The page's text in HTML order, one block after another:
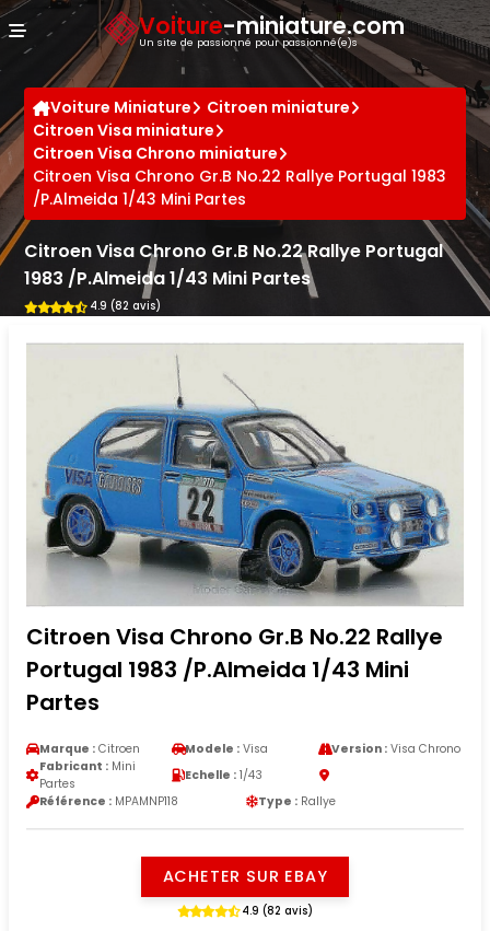
Voiture-miniature.com
Un site de passionné pour passionné(e)s
Voiture Miniature
Citroen miniature
Citroen Visa miniature
Citroen Visa Chrono miniature
Citroen Visa Chrono Gr.B No.22 Rallye Portugal 1983
/P.Almeida 1/43 Mini Partes
Citroen Visa Chrono Gr.B No.22 Rallye Portugal
1983 /P.Almeida 1/43 Mini Partes
4.9 (82 avis)
Citroen Visa Chrono Gr.B No.22 Rallye
Portugal 1983 /P.Almeida 1/43 Mini
Partes
Marque : Citroen Modele : Visa Version :Visa Chrono
Fabricant : Mini
Partes
Echelle : 1/43
Référence : MPAMNP118 Type : Rallye
ACHETER SUR EBAY
4.9 (82 avis)
Panneau de gestion des cookies